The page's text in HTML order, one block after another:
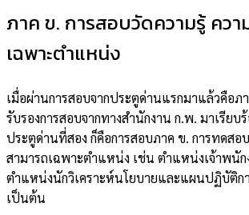
ภาค ข. การสอบวัดความรู้ ควา
เฉพาะตำแหน่ง
เมื่อผ่านการสอบจากประตูด่านแรกมาแล้วคือภ
รับรองการสอบจากทางสำนักงาน ก.พ. มาเรียบ
ประตูด่านที่สอง ก็คือการสอบภาค ข. การทดสอ
สามารถเฉพาะตำแหน่ง เช่น ตำแหน่งเจ้าพนั
ตำแหน่งนักวิเคราะห์นโยบายและแผนปฏิบัติก
เป็นต้น